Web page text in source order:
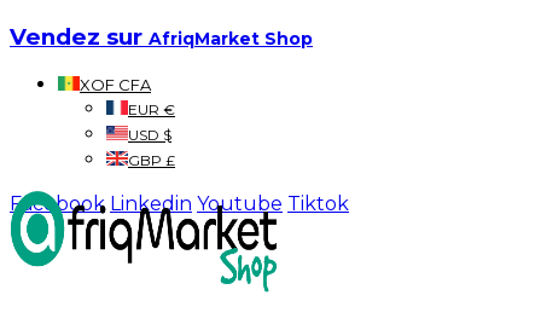
Vendez sur AfriqMarket Shop
XOF CFA
EUR €
USD $
GBP £
Facebook Linkedin Youtube Tiktok